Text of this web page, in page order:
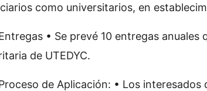
como universitarios, en
• Se prevé 10 entregas anuales
de UTEDYC.
de Aplicación: • Los